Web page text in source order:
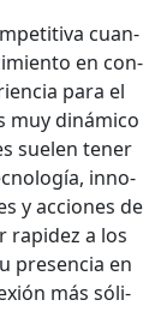
cuan­
en con­
para el
muy dinámi­co
sue­len ten­er
inno­
y acciones de
rapi­dez a los
pres­en­cia en
más sól­i­